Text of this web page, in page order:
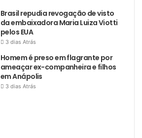
Brasil repudia revogação de visto
da embaixadora Maria Luiza Viotti
pelos EUA
3 dias Atrás
Homem é preso em flagrante por
ameaçar ex-companheira e filhos
em Anápolis
3 dias Atrás